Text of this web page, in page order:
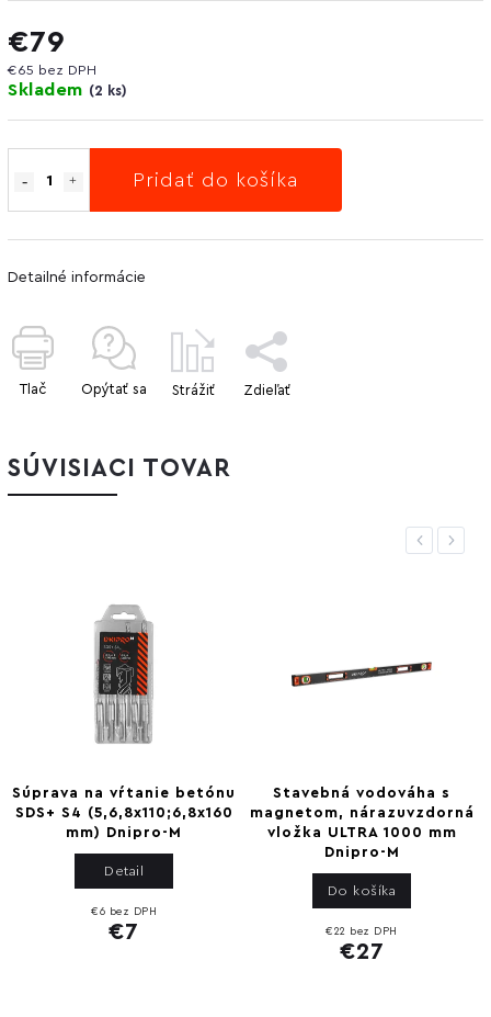
€79
€65 bez DPH
Skladem (2 ks)
Pridať do košíka
Detailné informácie
Tlač Opýtať sa Strážiť Zdieľať
SÚVISIACI TOVAR
Previous
Súprava na vŕtanie betónu
SDS+ S4 (5,6,8x110;6,8x160
mm) Dnipro-M
€6 bez DPH
€7
Detail
Stavebná vodováha s
magnetom, nárazuvzdorná
vložka ULTRA 1000 mm
Dnipro-M
€22 bez DPH
€27
Do košíka
Next